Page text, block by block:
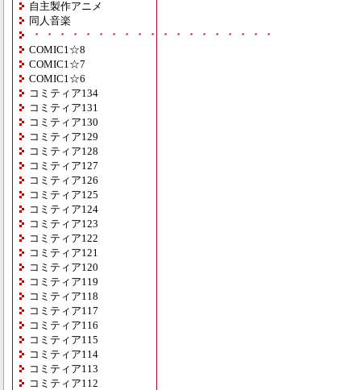
自主製作アニメ
同人音楽
・・・・・・・・・・・・・・・・・・・
COMIC1☆8
COMIC1☆7
COMIC1☆6
コミティア134
コミティア131
コミティア130
コミティア129
コミティア128
コミティア127
コミティア126
コミティア125
コミティア124
コミティア123
コミティア122
コミティア121
コミティア120
コミティア119
コミティア118
コミティア117
コミティア116
コミティア115
コミティア114
コミティア113
コミティア112